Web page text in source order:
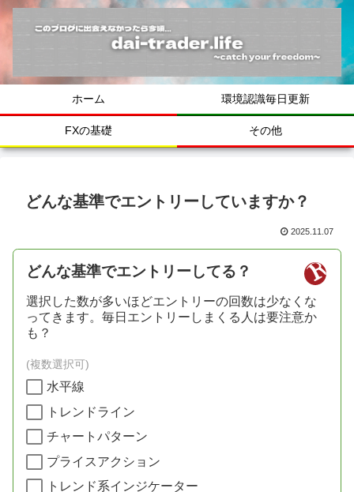
ホーム 環境認識毎日更新
FXの基礎 その他
どんな基準でエントリーしていますか？
2025.11.07